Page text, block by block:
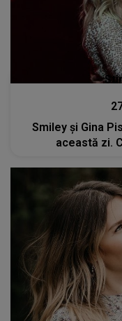
Smiley și Gina
această zi.